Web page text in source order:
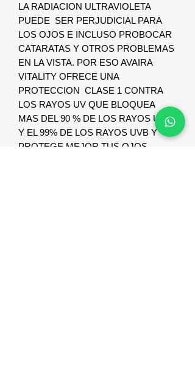
LA RADIACION ULTRAVIOLETA
PUEDE SER PERJUDICIAL PARA
LOS OJOS E INCLUSO PROBOCAR
CATARATAS Y OTROS PROBLEMAS
EN LA VISTA. POR ESO AVAIRA
VITALITY OFRECE UNA
PROTECCION CLASE 1 CONTRA
LOS RAYOS UV QUE BLOQUEA
MAS DEL 90 % DE LOS RAYOS UVA
Y EL 99% DE LOS RAYOS UVB Y
PROTEGE MEJOR TUS OJOS.